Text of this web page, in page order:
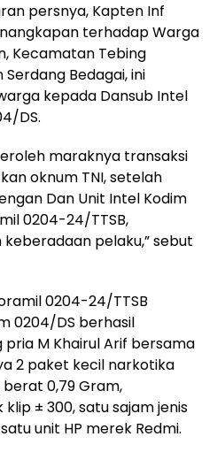
persnya, Kapten Inf
terhadap Warga
Kecamatan Tebing
Bedagai, ini
kepada Dansub Intel
DS.
maraknya transaksi
oknum TNI, setelah
Dan Unit Intel Kodim
0204-24/TTSB,
pelaku,” sebut
0204-24/TTSB
0204/DS berhasil
M Khairul Arif bersama
2 paket kecil narkotika
0,79 Gram,
± 300, satu sajam jenis
unit HP merek Redmi.